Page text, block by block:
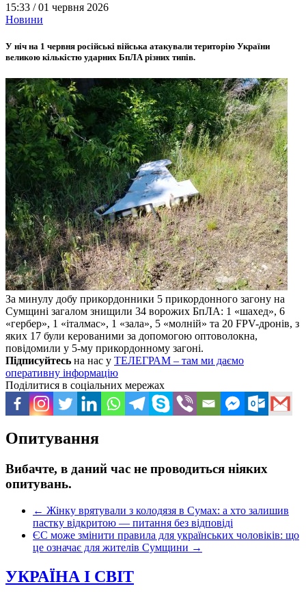
15:33 /01 червня 2026
Новини
У ніч на 1 червня російські війська атакували територію України
великою кількістю ударних БпЛА різних типів.
За минулу добу прикордонники 5 прикордонного загону на
Сумщині загалом знищили 34 ворожих БпЛА: 1 «шахед», 6
«гербер», 1 «італмас», 1 «зала», 5 «молній» та 20 FPV-дронів, з
яких 17 були керованими за допомогою оптоволокна,
повідомили у 5-му прикордонному загоні.
Підписуйтесь на нас у ТЕЛЕГРАМ – там ми даємо
оперативну інформацію
Поділитися в соціальних мережах
Опитування
Вибачте, в даний час не проводиться ніяких
опитувань.
← Жінку врятували з колодязя в Сумах: а хто залишив
пастку відкритою — питання без відповіді
ЄС може змінити правила для українських чоловіків: що
це означає для жителів Сумщини →
УКРАЇНА І СВІТ